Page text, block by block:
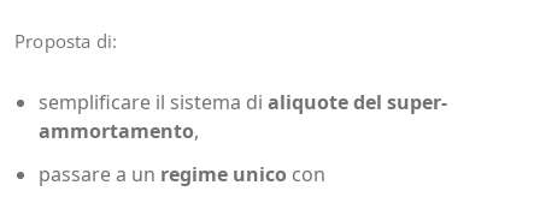
Proposta di:
semplificare il sistema di aliquote del super-
ammortamento,
passare a un regime unico con